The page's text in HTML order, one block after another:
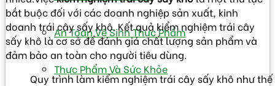
An Toàn Vệ Sinh Thực Phẩm
Thực Phẩm Và Sức Khỏe
bắt buộc đối với các doanh nghiệp sản xuất, kinh
doanh trái cây sấy khô. Kết quả kiểm nghiệm trái cây
sấy khô là cơ sở để đánh giá chất lượng sản phẩm và
đảm bảo an toàn cho người tiêu dùng.
Quy trình làm kiểm nghiệm trái cây sấy khô như